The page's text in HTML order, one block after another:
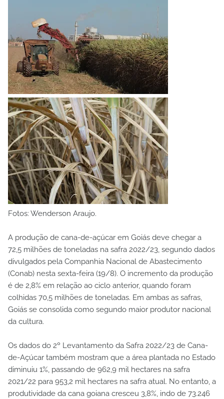
Fotos: Wenderson Araujo.
A produção de cana-de-açúcar em Goiás deve chegar a
72,5 milhões de toneladas na safra 2022/23, segundo dados
divulgados pela Companhia Nacional de Abastecimento
(Conab) nesta sexta-feira (19/8). O incremento da produção
é de 2,8% em relação ao ciclo anterior, quando foram
colhidas 70,5 milhões de toneladas. Em ambas as safras,
Goiás se consolida como segundo maior produtor nacional
da cultura.
Os dados do 2º Levantamento da Safra 2022/23 de Cana-
de-Açúcar também mostram que a área plantada no Estado
diminuiu 1%, passando de 962,9 mil hectares na safra
2021/22 para 953,2 mil hectares na safra atual. No entanto, a
produtividade da cana goiana cresceu 3,8%, indo de 73.246